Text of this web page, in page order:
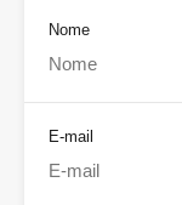
Nome
E-mail